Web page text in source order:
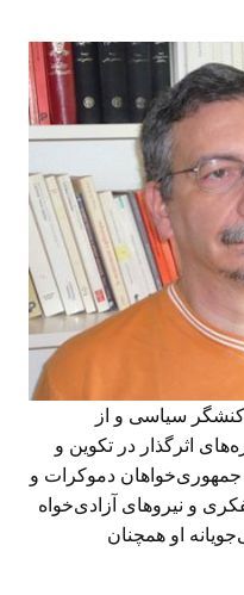
سیاسی و از
اثرگذار در تکوین و
دموکرات و
و نیروهای آزادی‌خواه
او همچنان